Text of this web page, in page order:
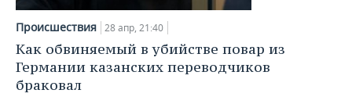
Происшествия 28 апр, 21:40
Как обвиняемый в убийстве повар из
Германии казанских переводчиков
браковал